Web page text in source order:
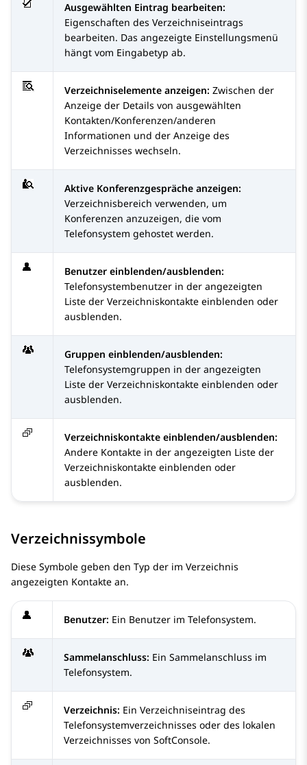
Ausgewählten Eintrag bearbeiten:
Eigenschaften des Verzeichniseintrags
bearbeiten. Das angezeigte Einstellungsmenü
hängt vom Eingabetyp ab.
Verzeichniselemente anzeigen: Zwischen der
Anzeige der Details von ausgewählten
Kontakten/Konferenzen/anderen
Informationen und der Anzeige des
Verzeichnisses wechseln.
Aktive Konferenzgespräche anzeigen:
Verzeichnisbereich verwenden, um
Konferenzen anzuzeigen, die vom
Telefonsystem gehostet werden.
Benutzer einblenden/ausblenden:
Telefonsystembenutzer in der angezeigten
Liste der Verzeichniskontakte einblenden oder
ausblenden.
Gruppen einblenden/ausblenden:
Telefonsystemgruppen in der angezeigten
Liste der Verzeichniskontakte einblenden oder
ausblenden.
Verzeichniskontakte einblenden/ausblenden:
Andere Kontakte in der angezeigten Liste der
Verzeichniskontakte einblenden oder
ausblenden.
Verzeichnissymbole
Diese Symbole geben den Typ der im Verzeichnis
angezeigten Kontakte an.
Benutzer: Ein Benutzer im Telefonsystem.
Sammelanschluss: Ein Sammelanschluss im
Telefonsystem.
Verzeichnis: Ein Verzeichniseintrag des
Telefonsystemverzeichnisses oder des lokalen
Verzeichnisses von SoftConsole.